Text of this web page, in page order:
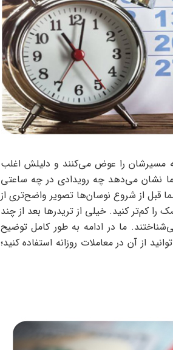
مسیرشان را عوض می‌کنند و دلیلش اغلب
نشان می‌دهد چه رویدادی در چه ساعتی
قبل از شروع نوسان‌ها تصویر واضح‌تری از
را کم‌تر کنید. خیلی از تریدرها بعد از چند
ما در ادامه به طور کامل توضیح
از آن در معاملات روزانه استفاده کنید؛